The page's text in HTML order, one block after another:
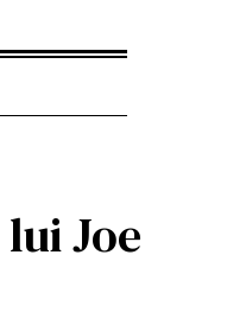
Joe